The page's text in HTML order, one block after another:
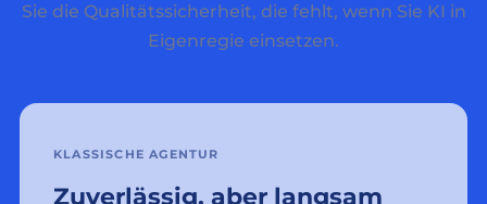
Sie die Qualitätssicherheit, die fehlt, wenn Sie KI in
Eigenregie einsetzen.
KLASSISCHE AGENTUR
Zuverlässig, aber langsam